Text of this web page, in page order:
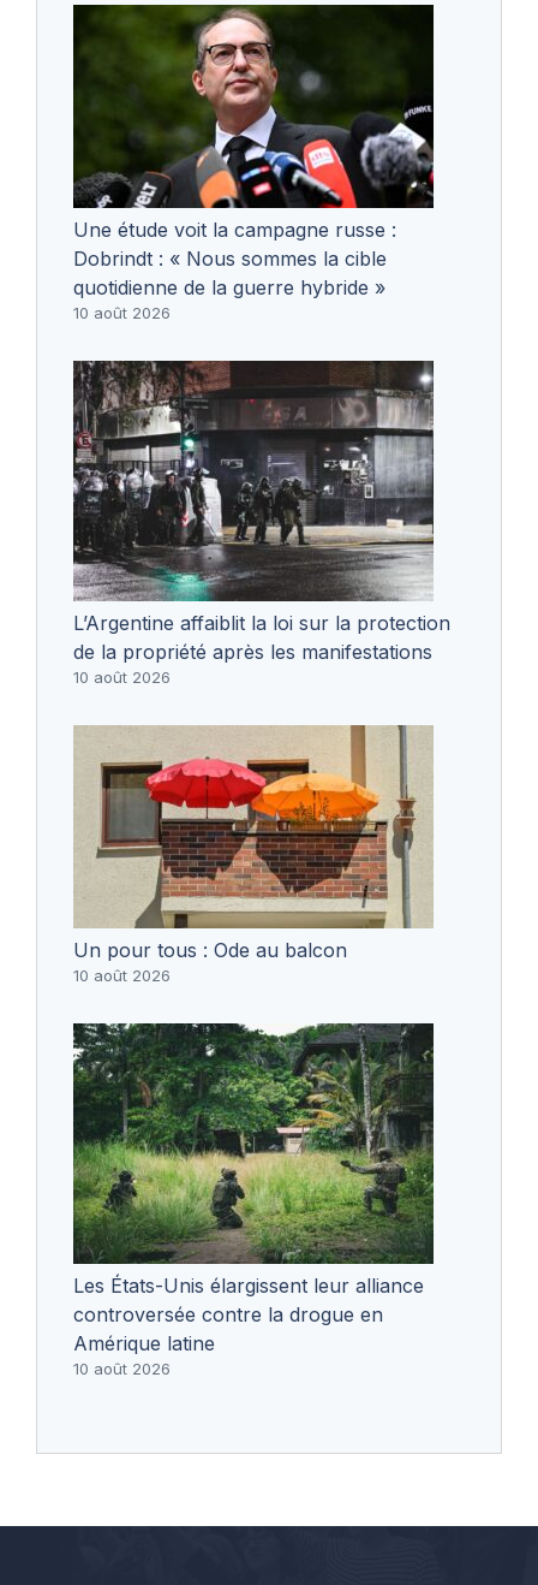
Une étude voit la campagne russe :
Dobrindt : « Nous sommes la cible
quotidienne de la guerre hybride »
10 août 2026
L’Argentine affaiblit la loi sur la protection
de la propriété après les manifestations
10 août 2026
Un pour tous : Ode au balcon
10 août 2026
Les États-Unis élargissent leur alliance
controversée contre la drogue en
Amérique latine
10 août 2026